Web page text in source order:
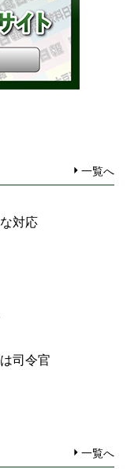
一覧へ
対応
司令官
一覧へ